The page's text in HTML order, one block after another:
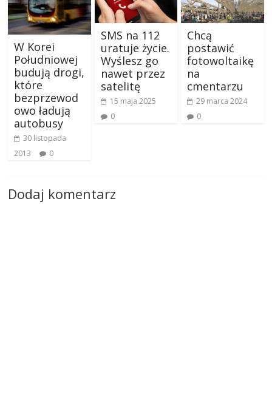
W Korei
Południowej
budują drogi,
które
bezprzewod
owo ładują
autobusy
30 listopada
2013
0
SMS na 112
uratuje życie.
Wyślesz go
nawet przez
satelitę
15 maja 2025
0
Chcą
postawić
fotowoltaikę
na
cmentarzu
29 marca 2024
0
Dodaj komentarz